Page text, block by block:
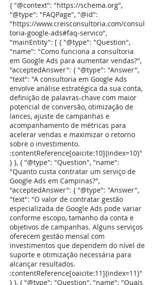
{ "@context": "https://schema.org",
"@type": "FAQPage", "@id":
"https://www.creisconsultoria.com/consul
toria-google-ads#faq-servico",
"mainEntity": [ { "@type": "Question",
"name": "Como funciona a consultoria
em Google Ads para aumentar vendas?",
"acceptedAnswer": { "@type": "Answer",
"text": "A consultoria em Google Ads
envolve análise estratégica da sua conta,
definição de palavras-chave com maior
potencial de conversão, otimização de
lances, ajuste de campanhas e
acompanhamento de métricas para
acelerar vendas e maximizar o retorno
sobre o investimento.
:contentReference[oaicite:10]{index=10}"
} }, { "@type": "Question", "name":
"Quanto custa contratar um serviço de
Google Ads em Campinas?",
"acceptedAnswer": { "@type": "Answer",
"text": "O valor de contratar gestão
especializada de Google Ads pode variar
conforme escopo, tamanho da conta e
objetivos de campanhas. Alguns serviços
oferecem gestão mensal com
investimentos que dependem do nível de
suporte e otimização necessária para
alcançar resultados.
:contentReference[oaicite:11]{index=11}"
} }, { "@type": "Question", "name": "Quais